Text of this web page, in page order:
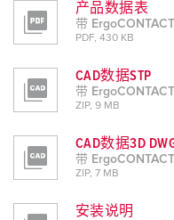
产品数据表
带
PDF, 430 KB
CAD数据STP
带
ZIP, 9 MB
CAD数据3D
带
ZIP, 7 MB
安装说明